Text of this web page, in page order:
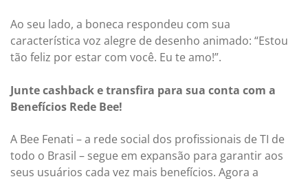
Ao seu lado, a boneca respondeu com sua
característica voz alegre de desenho animado: “Estou
tão feliz por estar com você. Eu te amo!”.
Junte cashback e transfira para sua conta com a
Benefícios Rede Bee!
A Bee Fenati – a rede social dos profissionais de TI de
todo o Brasil – segue em expansão para garantir aos
seus usuários cada vez mais benefícios. Agora a